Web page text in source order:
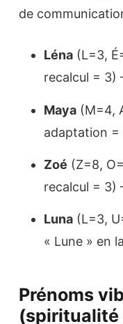
de
Léna (L=3,
recalcul = 3)
Maya (M=4,
adaptation =
Zoé (Z=8,
recalcul = 3)
Luna (L=3,
« Lune » en
Prénoms